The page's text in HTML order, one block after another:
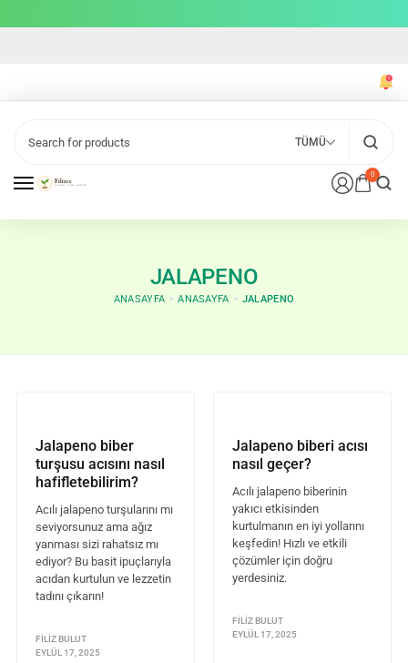
0
TÜMÜ
JALAPENO
ANASAYFA ANASAYFA JALAPENO
Jalapeno biber
turşusu acısını nasıl
hafifletebilirim?
Acılı jalapeno turşularını mı
seviyorsunuz ama ağız
yanması sizi rahatsız mı
ediyor? Bu basit ipuçlarıyla
acıdan kurtulun ve lezzetin
tadını çıkarın!
FILIZ BULUT
EYLÜL 17, 2025
Jalapeno biberi acısı
nasıl geçer?
Acılı jalapeno biberinin
yakıcı etkisinden
kurtulmanın en iyi yollarını
keşfedin! Hızlı ve etkili
çözümler için doğru
yerdesiniz.
FILIZ BULUT
EYLÜL 17, 2025